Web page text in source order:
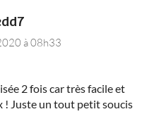
à 08h33
2 fois car très facile et
! Juste un tout petit soucis